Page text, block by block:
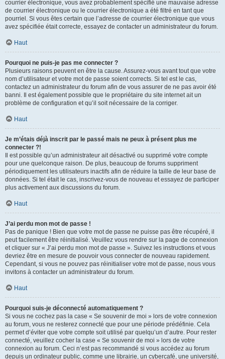
courrier électronique, vous avez probablement spécifié une mauvaise adresse
de courrier électronique ou le courrier électronique a été filtré en tant que
pourriel. Si vous êtes certain que l’adresse de courrier électronique que vous
avez spécifiée était correcte, essayez de contacter un administrateur du forum.
Haut
Pourquoi ne puis-je pas me connecter ?
Plusieurs raisons peuvent en être la cause. Assurez-vous avant tout que votre
nom d’utilisateur et votre mot de passe soient corrects. Si tel est le cas,
contactez un administrateur du forum afin de vous assurer de ne pas avoir été
banni. Il est également possible que le propriétaire du site internet ait un
problème de configuration et qu’il soit nécessaire de la corriger.
Haut
Je m’étais déjà inscrit par le passé mais ne peux à présent plus me
connecter ?!
Il est possible qu’un administrateur ait désactivé ou supprimé votre compte
pour une quelconque raison. De plus, beaucoup de forums suppriment
périodiquement les utilisateurs inactifs afin de réduire la taille de leur base de
données. Si tel était le cas, inscrivez-vous de nouveau et essayez de participer
plus activement aux discussions du forum.
Haut
J’ai perdu mon mot de passe !
Pas de panique ! Bien que votre mot de passe ne puisse pas être récupéré, il
peut facilement être réinitialisé. Veuillez vous rendre sur la page de connexion
et cliquer sur « J’ai perdu mon mot de passe ». Suivez les instructions et vous
devriez être en mesure de pouvoir vous connecter de nouveau rapidement.
Cependant, si vous ne pouvez pas réinitialiser votre mot de passe, nous vous
invitons à contacter un administrateur du forum.
Haut
Pourquoi suis-je déconnecté automatiquement ?
Si vous ne cochez pas la case « Se souvenir de moi » lors de votre connexion
au forum, vous ne resterez connecté que pour une période prédéfinie. Cela
permet d’éviter que votre compte soit utilisé par quelqu’un d’autre. Pour rester
connecté, veuillez cocher la case « Se souvenir de moi » lors de votre
connexion au forum. Ceci n’est pas recommandé si vous accédez au forum
depuis un ordinateur public, comme une librairie, un cybercafé, une université,